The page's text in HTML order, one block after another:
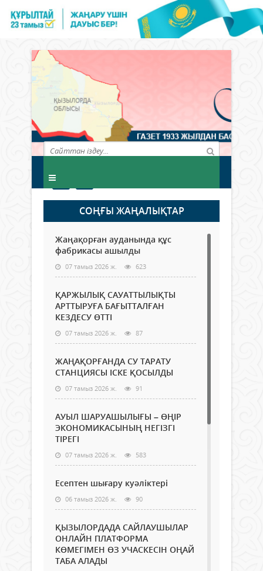
СОҢҒЫ ЖАҢАЛЫҚТАР
Жаңақорған ауданында құс
фабрикасы ашылды
07 тамыз 2026 ж. 623
ҚАРЖЫЛЫҚ САУАТТЫЛЫҚТЫ
АРТТЫРУҒА БАҒЫТТАЛҒАН
КЕЗДЕСУ ӨТТІ
07 тамыз 2026 ж. 87
ЖАҢАҚОРҒАНДА СУ ТАРАТУ
СТАНЦИЯСЫ ІСКЕ ҚОСЫЛДЫ
07 тамыз 2026 ж. 91
АУЫЛ ШАРУАШЫЛЫҒЫ – ӨҢІР
ЭКОНОМИКАСЫНЫҢ НЕГІЗГІ
ТІРЕГІ
07 тамыз 2026 ж. 583
Есептен шығару куәліктері
06 тамыз 2026 ж. 90
ҚЫЗЫЛОРДАДА САЙЛАУШЫЛАР
ОНЛАЙН ПЛАТФОРМА
КӨМЕГІМЕН ӨЗ УЧАСКЕСІН ОҢАЙ
ТАБА АЛАДЫ